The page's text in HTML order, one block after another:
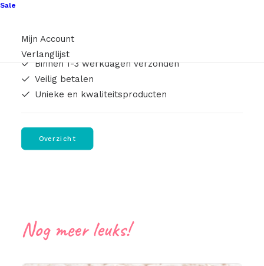
Sale
Mijn Account
Verlanglijst
Binnen 1-3 werkdagen verzonden
Veilig betalen
Unieke en kwaliteitsproducten
Overzicht
Nog meer leuks!